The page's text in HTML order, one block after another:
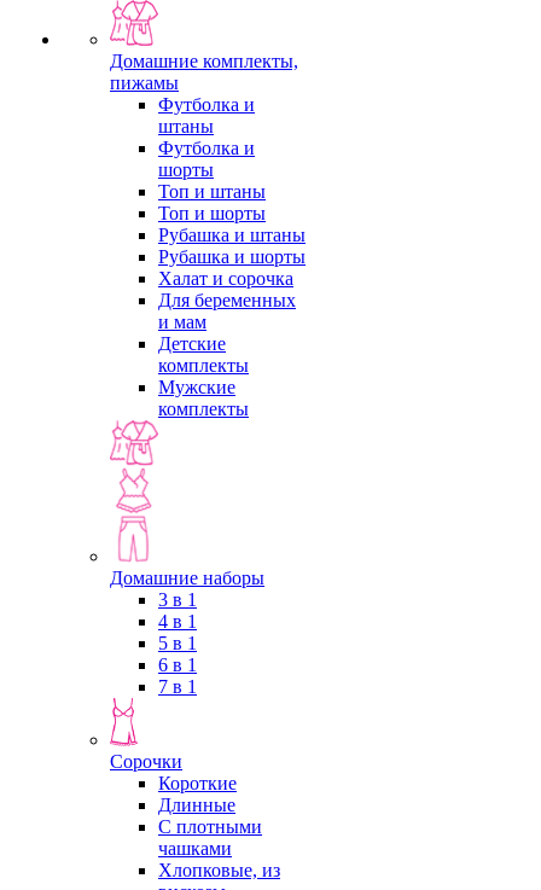
Домашние комплекты,
пижамы
Футболка и
штаны
Футболка и
шорты
Топ и штаны
Топ и шорты
Рубашка и штаны
Рубашка и шорты
Халат и сорочка
Для беременных
и мам
Детские
комплекты
Мужские
комплекты
Домашние наборы
3 в 1
4 в 1
5 в 1
6 в 1
7 в 1
Сорочки
Короткие
Длинные
С плотными
чашками
Хлопковые, из